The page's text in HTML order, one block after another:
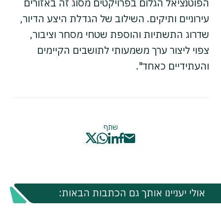
הפוטנציאל הגלום בפרויקטים מסוג זה באזורים
עירוניים ותיקים. השילוב של הגדלת היצע הדיור,
שדרוג התשתיות והוספת שטחי מסחר וציבור,
צפוי ליצור ערך משמעותי לתושבים הקיימים
והעתידיים כאחד".
שתף
אולי יעניינו אותך גם הכתבות הבאות: